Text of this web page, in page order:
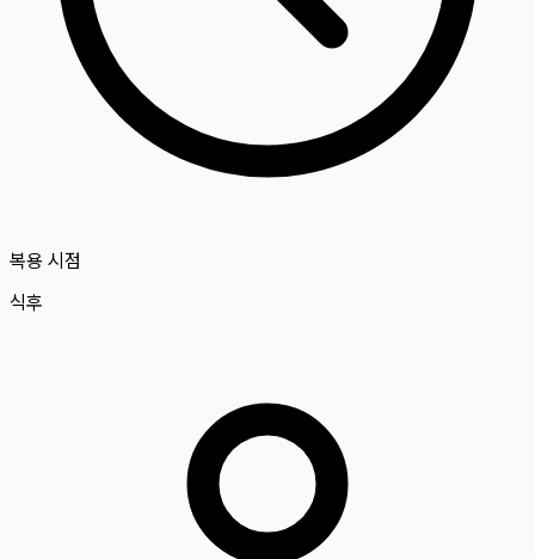
복용 시점
식후